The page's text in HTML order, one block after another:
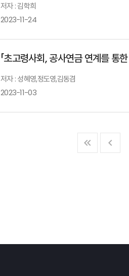
김대환 동아
김경선 보험
저자 : 김학희
2023-11-24
법적 의무보험
「초고령사회, 공사연금 연계를 통
저자 : 성혜영,정도영,김동겸
2023-11-03
국민연금의
퇴직연금 시장